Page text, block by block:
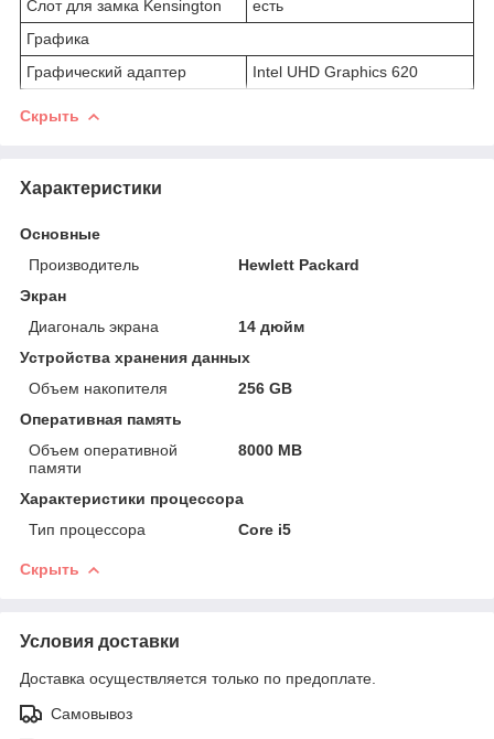
Слот для замка Kensington
есть
Графика
Графический адаптер
Intel UHD Graphics 620
Скрыть
Характеристики
Основные
Производитель
Hewlett Packard
Экран
Диагональ экрана
14 дюйм
Устройства хранения данных
Объем накопителя
256 GB
Оперативная память
Объем оперативной
памяти
8000 MB
Характеристики процессора
Тип процессора
Core i5
Скрыть
Условия доставки
Доставка осуществляется только по предоплате.
Самовывоз